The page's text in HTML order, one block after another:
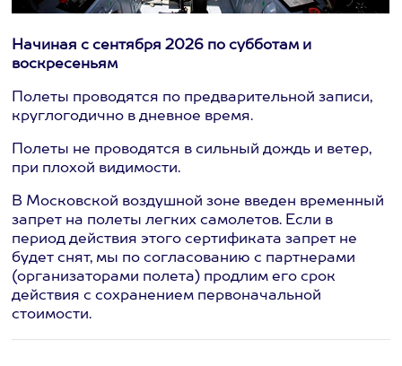
Начиная с сентября 2026 по субботам и
воскресеньям
Полеты проводятся по предварительной записи,
круглогодично в дневное время.
Полеты не проводятся в сильный дождь и ветер,
при плохой видимости.
В Московской воздушной зоне введен временный
запрет на полеты легких самолетов. Если в
период действия этого сертификата запрет не
будет снят, мы по согласованию с партнерами
(организаторами полета) продлим его срок
действия с сохранением первоначальной
стоимости.